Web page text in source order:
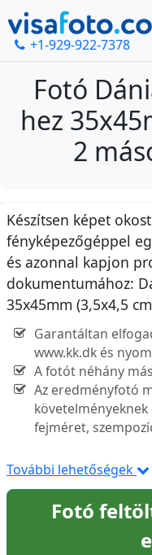
+1-929-922-7378
Fotó
hez
2
Készítsen képet
fényképezőgéppel
és azonnal kapjon
dokumentumához:
35x45mm (3,5x4,5
Garantáltan
www.kk.dk és
A fotót néhány
Az eredményfotó
fejméret,
További lehetőségek
Fotó